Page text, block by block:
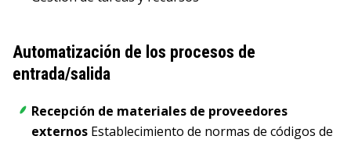
Automatización de los procesos de
entrada/salida
Recepción de materiales de proveedores
externos Establecimiento de normas de códigos de